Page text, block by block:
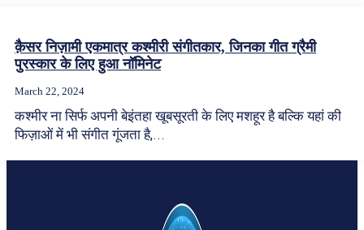
क़ैसर निज़ामी एकमात्र कश्मीरी संगीतकार, जिनका गीत ग्रैमी
पुरस्कार के लिए हुआ नॉमिनेट
March 22, 2024
कश्मीर ना सिर्फ अपनी बेइंतहा खूबसूरती के लिए मशहूर है बल्कि यहां की
फिज़ाओं में भी संगीत गूंजता है,...